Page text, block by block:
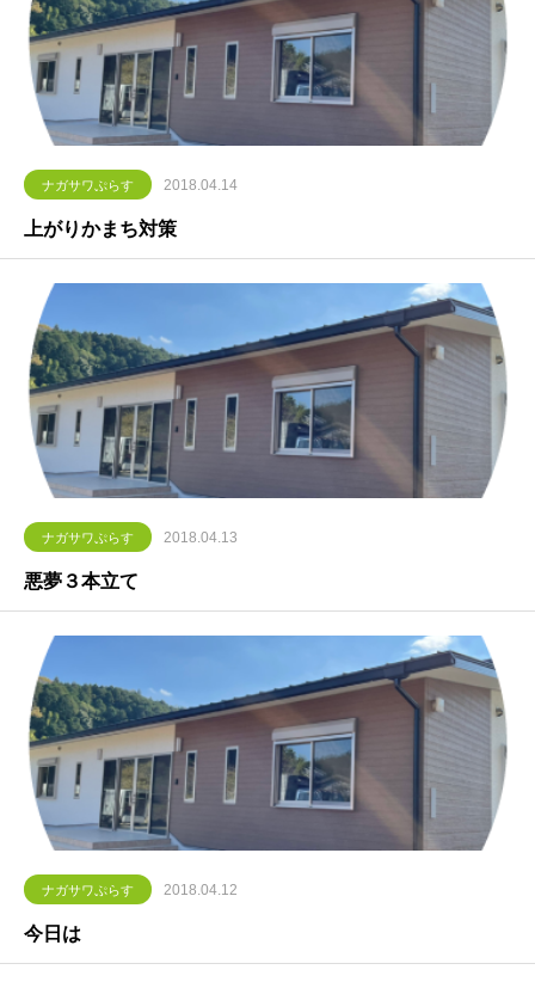
ナガサワぷらす 2018.04.14
上がりかまち対策
ナガサワぷらす 2018.04.13
悪夢３本立て
ナガサワぷらす 2018.04.12
今日は